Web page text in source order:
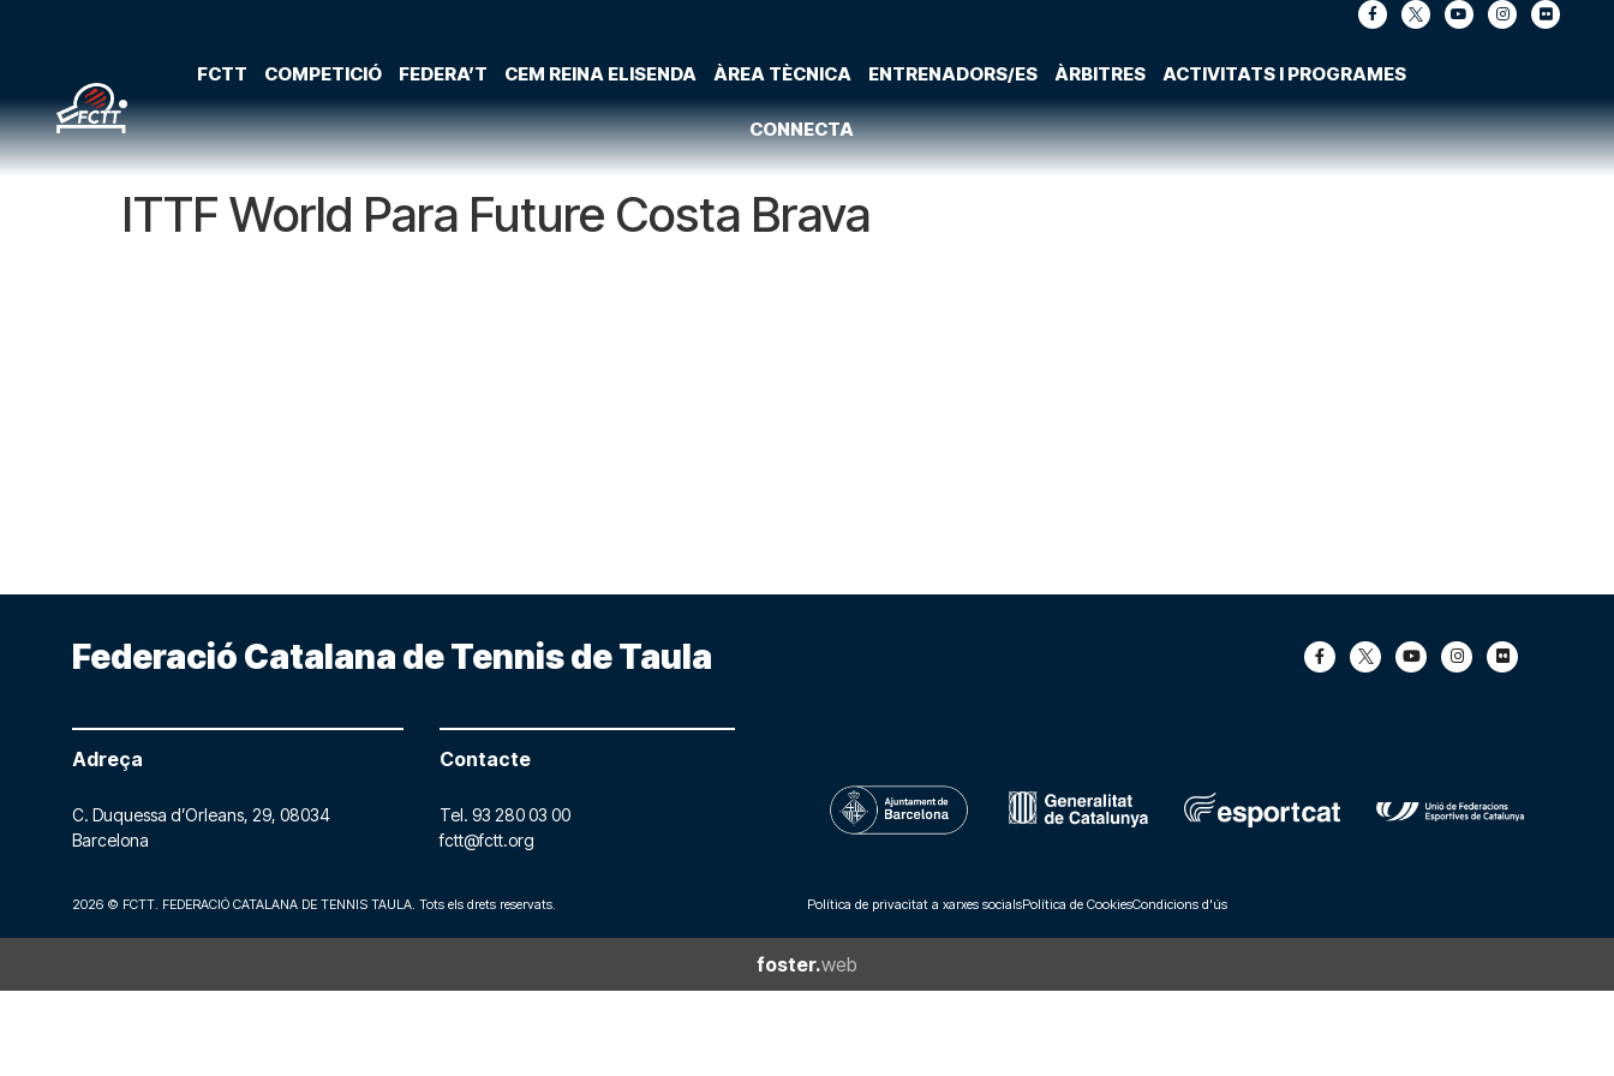
FCTT COMPETICIÓ FEDERA’T CEM REINA ELISENDA ÀREA TÈCNICA ENTRENADORS/ES ÀRBITRES ACTIVITATS I PROGRAMES
CONNECTA
ITTF World Para Future Costa Brava
Federació Catalana de Tennis de Taula
Adreça
C. Duquessa d’Orleans, 29, 08034
Barcelona
Contacte
Tel. 93 280 03 00
fctt@fctt.org
2026 © FCTT. FEDERACIÓ CATALANA DE TENNIS TAULA. Tots els drets reservats. Política de privacitat a xarxes socialsPolítica de CookiesCondicions d'ús
foster.web